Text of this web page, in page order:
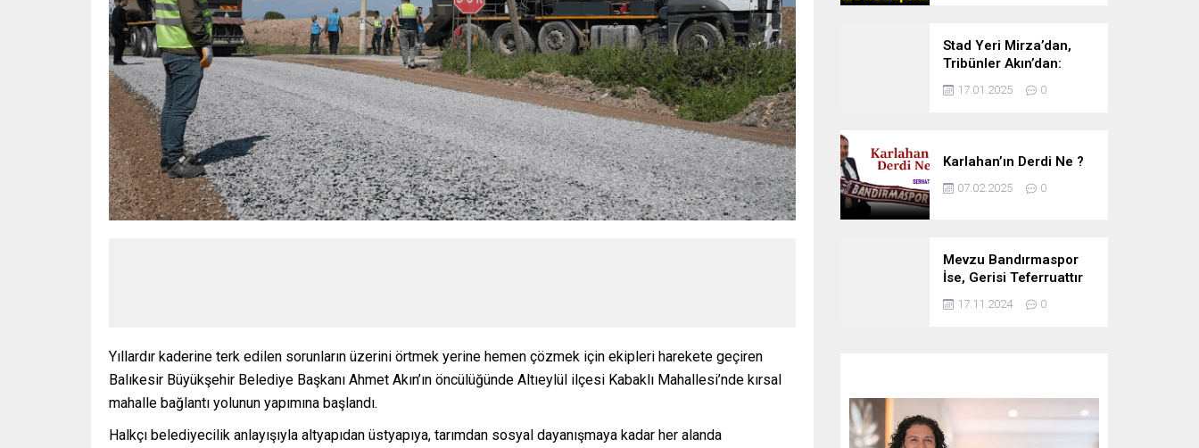
Yıllardır kaderine terk edilen sorunların üzerini örtmek yerine hemen çözmek için ekipleri harekete geçiren
Balıkesir Büyükşehir Belediye Başkanı Ahmet Akın’ın öncülüğünde Altıeylül ilçesi Kabaklı Mahallesi’nde kırsal
mahalle bağlantı yolunun yapımına başlandı.
Halkçı belediyecilik anlayışıyla altyapıdan üstyapıya, tarımdan sosyal dayanışmaya kadar her alanda
Stad Yeri Mirza’dan,
Tribünler Akın’dan:
Geriye Bakanlık Kaldı.
17.01.2025 0
Karlahan’ın Derdi Ne ?
07.02.2025 0
Mevzu Bandırmaspor
İse, Gerisi Teferruattır
17.11.2024 0